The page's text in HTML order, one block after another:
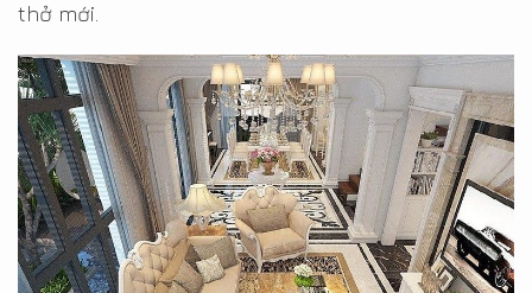
thở mới.